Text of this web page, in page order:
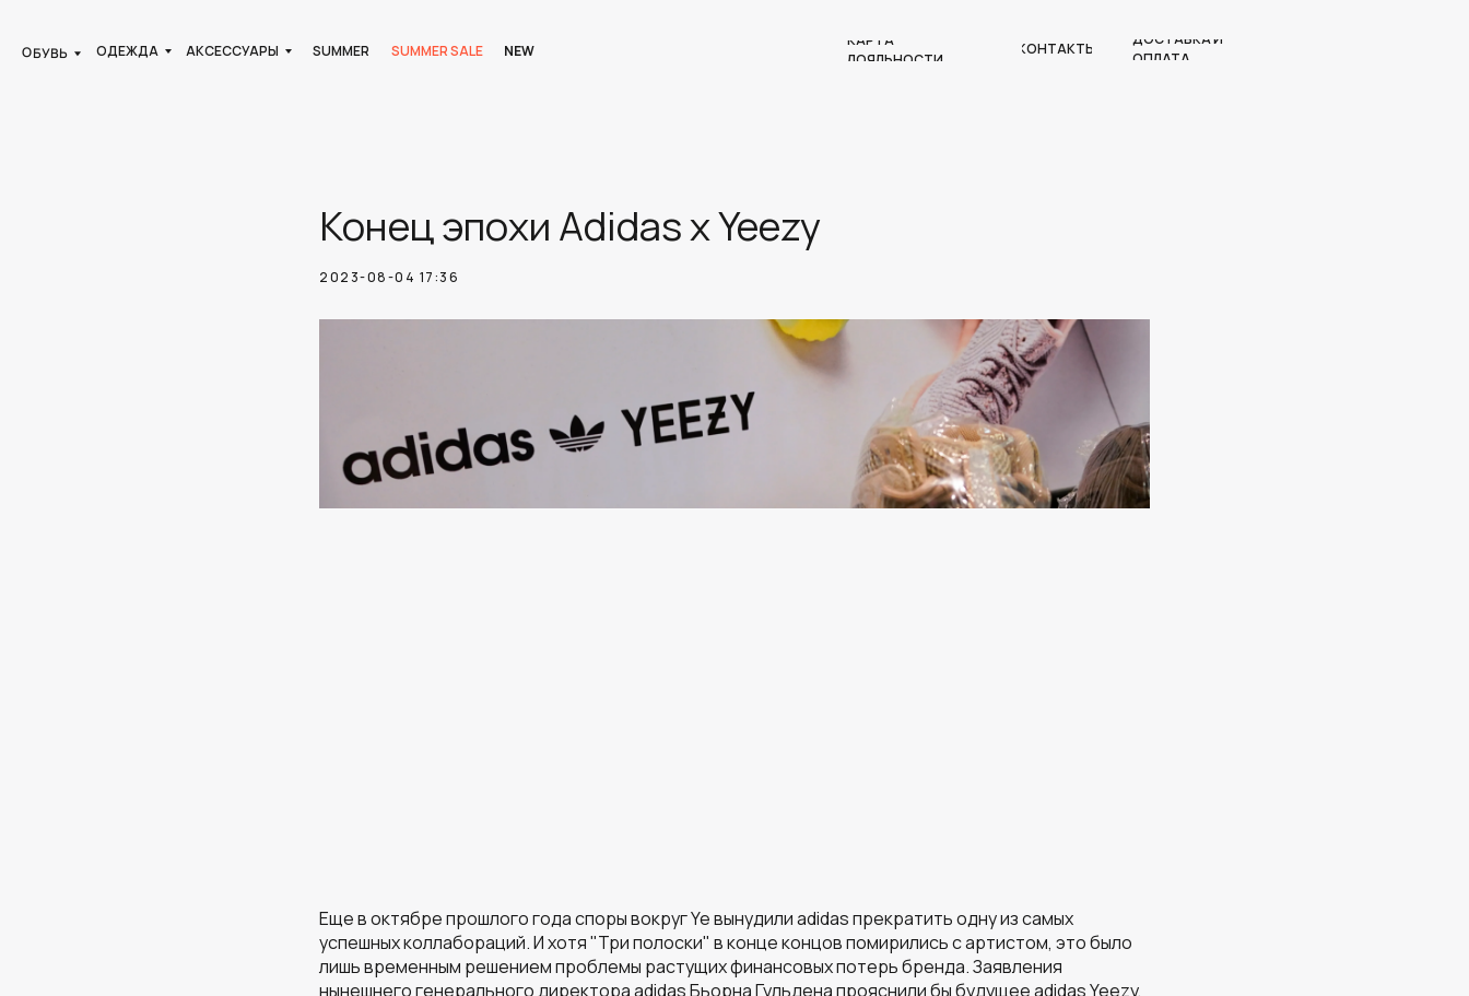
SUMMER SALE
SUMMER
ОБУВЬ ОДЕЖДА АКСЕССУАРЫ КОНТАКТЫ
ДОСТАВКА И
ОПЛАТА
КАРТА
ЛОЯЛЬНОСТИ
NEW
Конец эпохи Adidas x Yeezy
2023-08-04 17:36
Еще в октябре прошлого года споры вокруг Ye вынудили adidas прекратить одну из самых
успешных коллабораций. И хотя "Три полоски" в конце концов помирились с артистом, это было
лишь временным решением проблемы растущих финансовых потерь бренда. Заявления
нынешнего генерального директора adidas Бьорна Гульдена прояснили бы будущее adidas Yeezy,